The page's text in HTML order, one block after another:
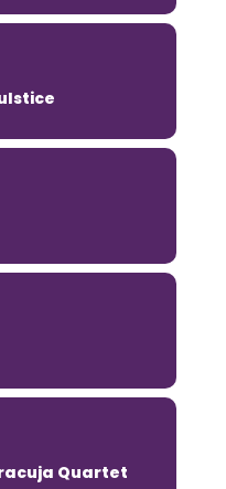
Quartet